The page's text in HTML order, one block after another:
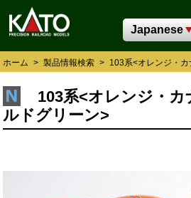
ホーム > 製品情報検索 > 103系<オレンジ・
103系<オレンジ・
ルドグリーン>